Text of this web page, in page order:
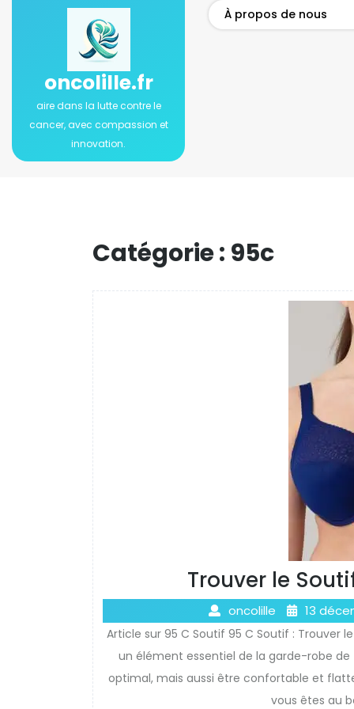
oncolille.fr
aire dans la lutte contre le
cancer, avec compassion et
innovation.
À propos de nous
Catégorie : 95c
Trouver le
oncolille 13
Article sur 95 C Soutif 95 C Soutif : Trouver
un élément essentiel de la garde-robe
optimal, mais aussi être confortable et
vous êtes au